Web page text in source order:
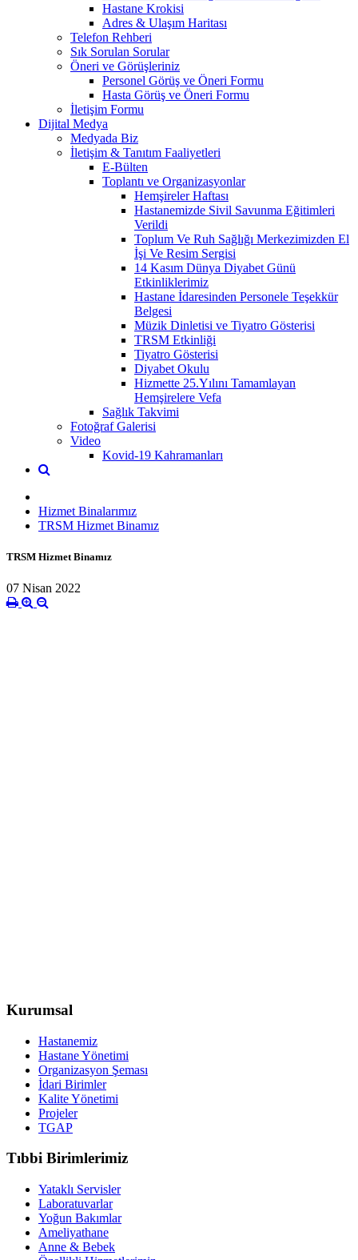
Hastane Krokisi
Adres & Ulaşım Haritası
Telefon Rehberi
Sık Sorulan Sorular
Öneri ve Görüşleriniz
Personel Görüş ve Öneri Formu
Hasta Görüş ve Öneri Formu
İletişim Formu
Dijital Medya
Medyada Biz
İletişim & Tanıtım Faaliyetleri
E-Bülten
Toplantı ve Organizasyonlar
Hemşireler Haftası
Hastanemizde Sivil Savunma Eğitimleri
Verildi
Toplum Ve Ruh Sağlığı Merkezimizden El
İşi Ve Resim Sergisi
14 Kasım Dünya Diyabet Günü
Etkinliklerimiz
Hastane İdaresinden Personele Teşekkür
Belgesi
Müzik Dinletisi ve Tiyatro Gösterisi
TRSM Etkinliği
Tiyatro Gösterisi
Diyabet Okulu
Hizmette 25.Yılını Tamamlayan
Hemşirelere Vefa
Sağlık Takvimi
Fotoğraf Galerisi
Video
Kovid-19 Kahramanları
Hizmet Binalarımız
TRSM Hizmet Binamız
TRSM Hizmet Binamız
07 Nisan 2022
Kurumsal
Hastanemiz
Hastane Yönetimi
Organizasyon Şeması
İdari Birimler
Kalite Yönetimi
Projeler
TGAP
Tıbbi Birimlerimiz
Yataklı Servisler
Laboratuvarlar
Yoğun Bakımlar
Ameliyathane
Anne & Bebek